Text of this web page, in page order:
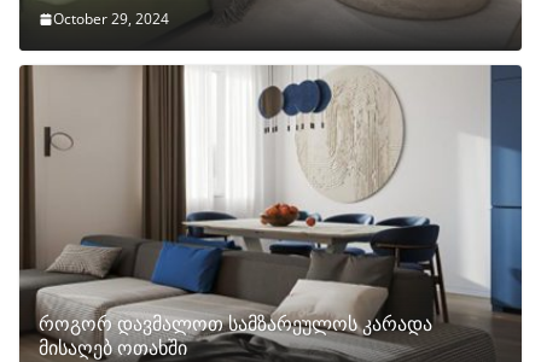
October 29, 2024
როგორ დავმალოთ სამზარეულოს კარადა
მისაღებ ოთახში